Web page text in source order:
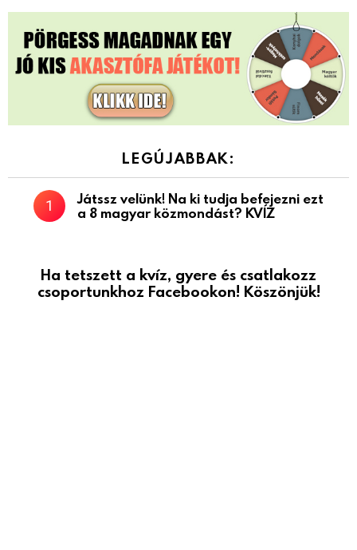
LEGÚJABBAK:
Játssz velünk! Na ki tudja befejezni ezt
a 8 magyar közmondást? KVÍZ
Ha tetszett a kvíz, gyere és csatlakozz
csoportunkhoz Facebookon! Köszönjük!